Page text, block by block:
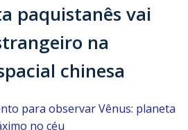
paquistanês vai
na
chinesa